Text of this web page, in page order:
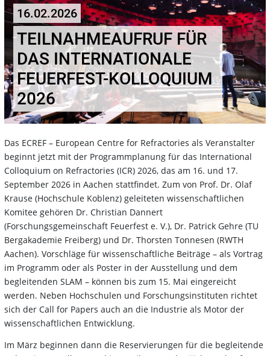
16.02.2026
TEILNAHMEAUFRUF FÜR
DAS INTERNATIONALE
FEUERFEST-KOLLOQUIUM
2026
Das ECREF – European Centre for Refractories als Veranstalter
beginnt jetzt mit der Programmplanung für das International
Colloquium on Refractories (ICR) 2026, das am 16. und 17.
September 2026 in Aachen stattfindet. Zum von Prof. Dr. Olaf
Krause (Hochschule Koblenz) geleiteten wissenschaftlichen
Komitee gehören Dr. Christian Dannert
(Forschungsgemeinschaft Feuerfest e. V.), Dr. Patrick Gehre (TU
Bergakademie Freiberg) und Dr. Thorsten Tonnesen (RWTH
Aachen). Vorschläge für wissenschaftliche Beiträge – als Vortrag
im Programm oder als Poster in der Ausstellung und dem
begleitenden SLAM – können bis zum 15. Mai eingereicht
werden. Neben Hochschulen und Forschungsinstituten richtet
sich der Call for Papers auch an die Industrie als Motor der
wissenschaftlichen Entwicklung.
Im März beginnen dann die Reservierungen für die begleitende